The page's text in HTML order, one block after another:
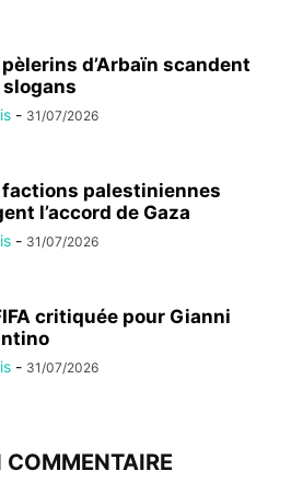
pèlerins d’Arbaïn scandent
- 31/07/2026
factions palestiniennes
l’accord de Gaza
- 31/07/2026
critiquée pour Gianni
- 31/07/2026